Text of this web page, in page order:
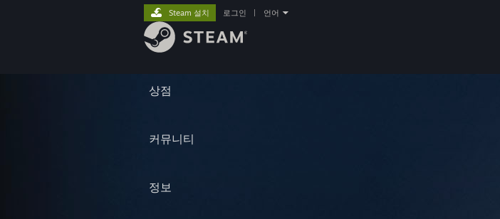
상점
커뮤니티
정보
Steam 설치 로그인 언어